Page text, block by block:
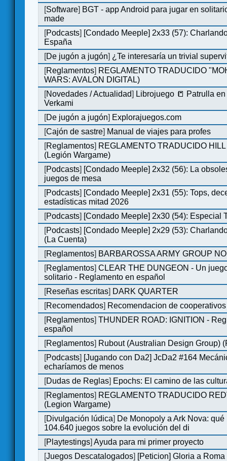
[Software] BGT - app Android para jugar en
made
[Podcasts] [Condado Meeple] 2x33 (57):
España
[De jugón a jugón] ¿Te interesaría un trivial
[Reglamentos] REGLAMENTO TRADUCIDO
WARS: AVALON DIGITAL)
[Novedades / Actualidad] Librojuego 📒 Patrulla
Verkami
[De jugón a jugón] Explorajuegos.com
[Cajón de sastre] Manual de viajes para profes
[Reglamentos] REGLAMENTO TRADUCIDO
(Legión Wargame)
[Podcasts] [Condado Meeple] 2x32 (56): La
juegos de mesa
[Podcasts] [Condado Meeple] 2x31 (55): Tops,
estadísticas mitad 2026
[Podcasts] [Condado Meeple] 2x30 (54): Especial
[Podcasts] [Condado Meeple] 2x29 (53):
(La Cuenta)
[Reglamentos] BARBAROSSA ARMY GROUP
[Reglamentos]CLEAR THE DUNGEON - Un
solitario - Reglamento en español
[Reseñas escritas] DARK QUARTER
[Recomendados] Recomendacion de
[Reglamentos]THUNDER ROAD: IGNITION -
español
[Reglamentos] Rubout (Australian Design Group)
[Podcasts] [Jugando con Da2] JcDa2 #164
echaríamos de menos
[Dudas de Reglas] Epochs: El camino de las
[Reglamentos] REGLAMENTO TRADUCIDO
(Legion Wargame)
[Divulgación lúdica] De Monopoly a Ark Nova:
104.640 juegos sobre la evolución del di
[Playtestings]Ayuda para mi primer proyecto
[Juegos Descatalogados] [Peticion] Gloria a Roma